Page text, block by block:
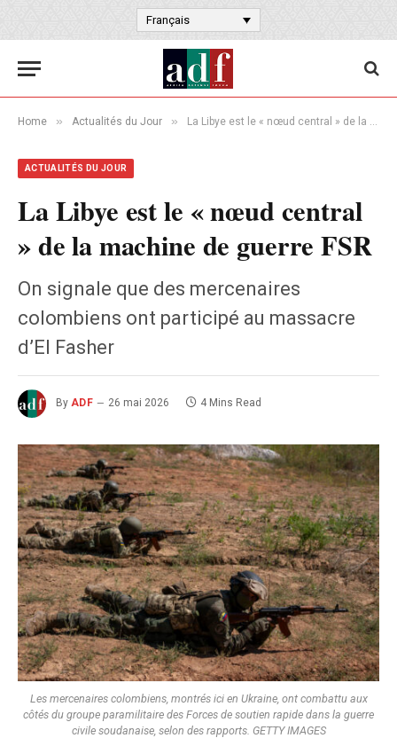
Français
Home » Actualités du Jour » La Libye est le « nœud central » de la machine de guerre FSR
ACTUALITÉS DU JOUR
La Libye est le « nœud central
» de la machine de guerre FSR
On signale que des mercenaires
colombiens ont participé au massacre
d’El Fasher
By ADF 26 mai 2026 4 Mins Read
Les mercenaires colombiens, montrés ici en Ukraine, ont combattu aux
côtés du groupe paramilitaire des Forces de soutien rapide dans la guerre
civile soudanaise, selon des rapports. GETTY IMAGES